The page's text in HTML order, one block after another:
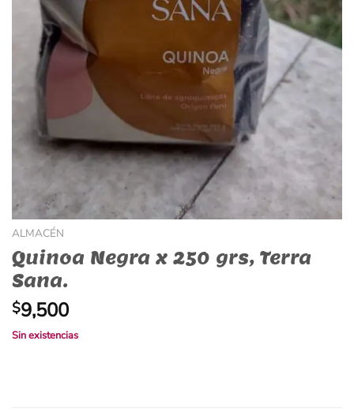
ALMACÉN
Quinoa Negra x 250 grs, Terra
Sana.
$9,500
Sin existencias